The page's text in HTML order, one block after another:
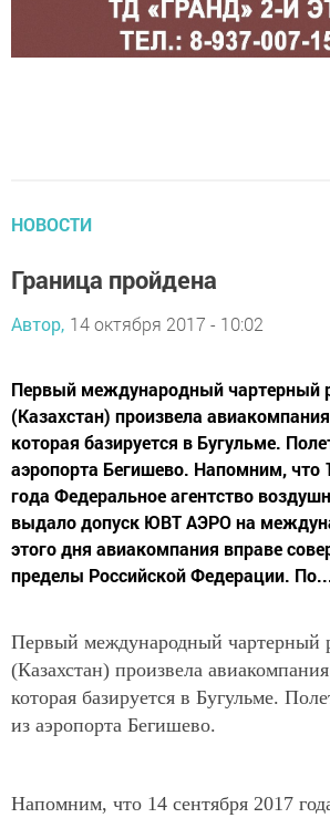
НОВОСТИ
Граница пройдена
Автор, 14 октября 2017 - 10:02
Первый международный чартерный
(Казахстан) произвела
которая базируется в Бугульме.
аэропорта Бегишево. Напомним, что
года Федеральное агентство
выдало допуск ЮВТ АЭРО на
этого дня авиакомпания вправе
пределы Российской Федерации.
Первый международный чартерный
(Казахстан) произвела
которая базируется в Бугульме.
из аэропорта Бегишево.
Напомним, что 14 сентября 2017